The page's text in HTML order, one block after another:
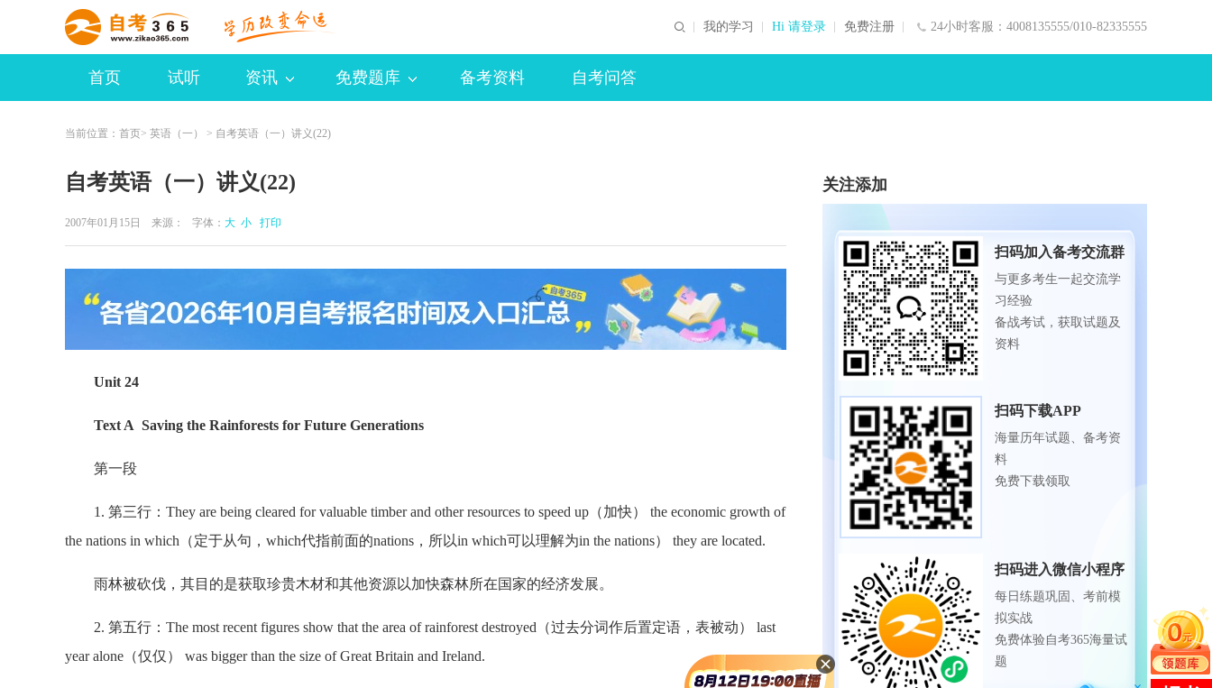
24小时客服：4008135555/010-82335555
我的学习 Hi 请登录 免费注册
首页 试听 资讯 免费题库 备考资料 自考问答
当前位置： 首页> 英语（一） > 自考英语（一）讲义(22)
自考英语（一）讲义(22)
2007年01月15日 来源： 字体： 大 小 打印
Unit 24
Text A Saving the Rainforests for Future Generations
第一段
1. 第三行：They are being cleared for valuable timber and other resources to speed up（加快） the economic growth of
the nations in which（定于从句，which代指前面的nations，所以in which可以理解为in the nations） they are located.
雨林被砍伐，其目的是获取珍贵木材和其他资源以加快森林所在国家的经济发展。
2. 第五行：The most recent figures show that the area of rainforest destroyed（过去分词作后置定语，表被动） last
year alone（仅仅） was bigger than the size of Great Britain and Ireland.
关注添加
扫码加入备考交流群
与更多考生一起交流学
习经验
备战考试，获取试题及
资料
扫码下载APP
海量历年试题、备考资
料
免费下载领取
扫码进入微信小程序
每日练题巩固、考前模
拟实战
免费体验自考365海量试
题